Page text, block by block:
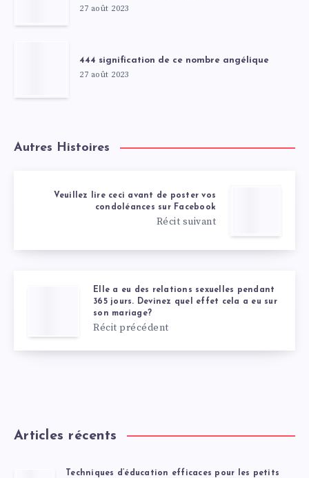
27 août 2023
444 signification de ce nombre angélique
27 août 2023
Autres Histoires
Veuillez lire ceci avant de poster vos
condoléances sur Facebook
Récit suivant
Elle a eu des relations sexuelles pendant
365 jours. Devinez quel effet cela a eu sur
son mariage?
Récit précédent
Articles récents
Techniques d’éducation efficaces pour les petits